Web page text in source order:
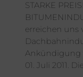
STARKE
erreichen uns
Ankündigung
01. Juli 2011.